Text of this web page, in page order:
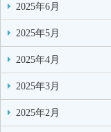
2025年6月
2025年5月
2025年4月
2025年3月
2025年2月